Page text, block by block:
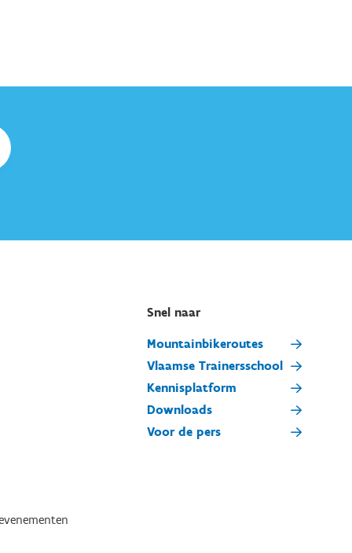
Snel naar
Mountainbikeroutes
Vlaamse Trainersschool
Kennisplatform
Downloads
Voor de pers